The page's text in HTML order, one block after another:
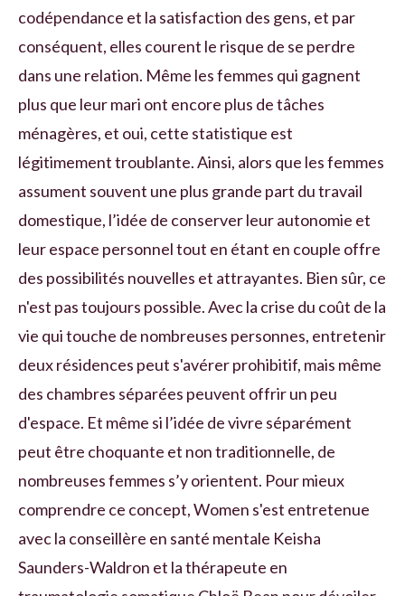
codépendance et la satisfaction des gens, et par
conséquent, elles courent le risque de se perdre
dans une relation. Même les femmes qui gagnent
plus que leur mari ont encore plus de tâches
ménagères, et oui, cette statistique est
légitimement troublante. Ainsi, alors que les femmes
assument souvent une plus grande part du travail
domestique, l’idée de conserver leur autonomie et
leur espace personnel tout en étant en couple offre
des possibilités nouvelles et attrayantes. Bien sûr, ce
n'est pas toujours possible. Avec la crise du coût de la
vie qui touche de nombreuses personnes, entretenir
deux résidences peut s'avérer prohibitif, mais même
des chambres séparées peuvent offrir un peu
d'espace. Et même si l’idée de vivre séparément
peut être choquante et non traditionnelle, de
nombreuses femmes s’y orientent. Pour mieux
comprendre ce concept, Women s'est entretenue
avec la conseillère en santé mentale Keisha
Saunders-Waldron et la thérapeute en